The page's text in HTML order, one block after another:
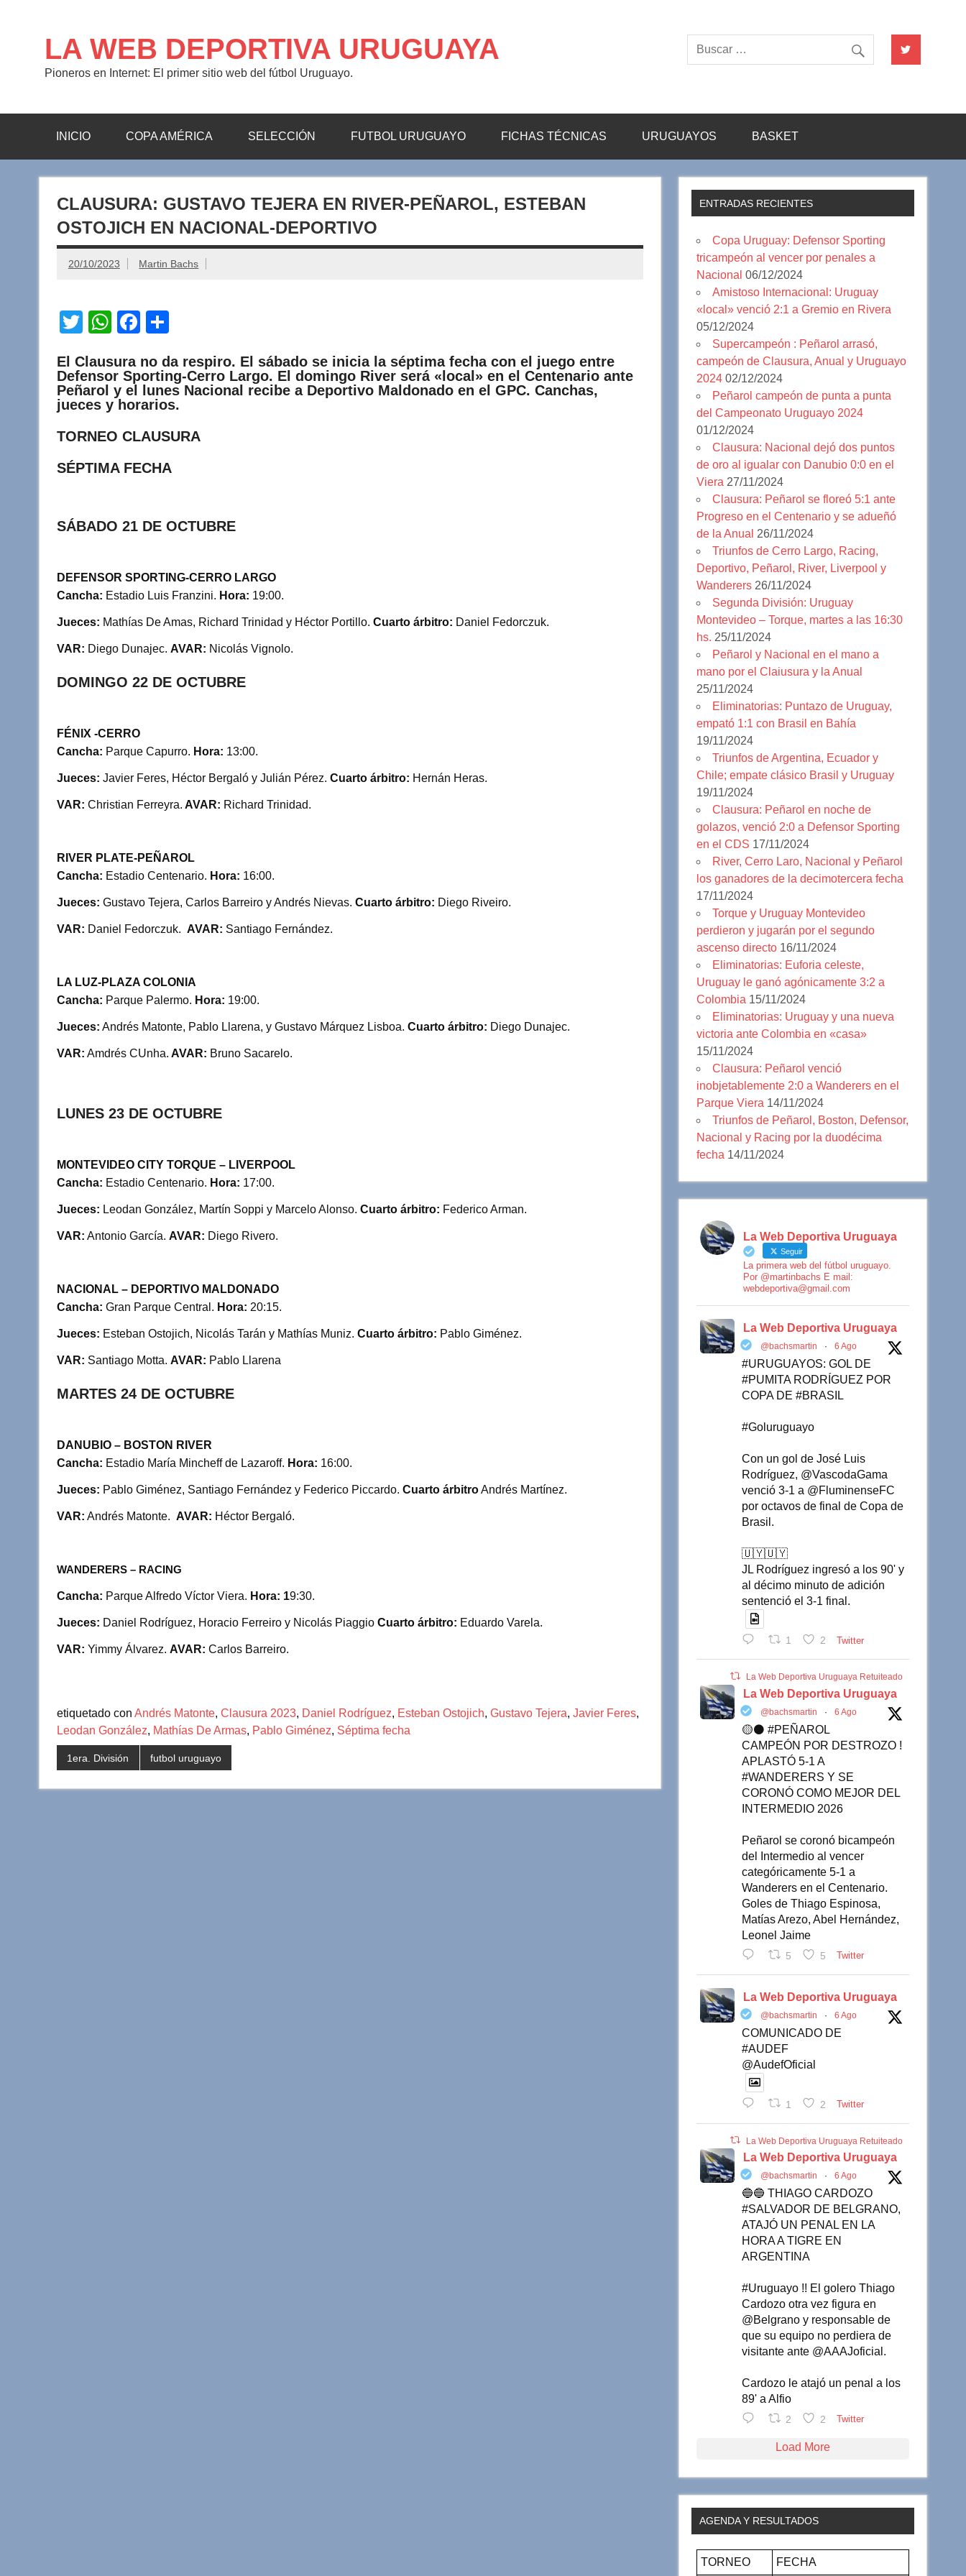
LA WEB DEPORTIVA URUGUAYA
Pioneros en Internet: El primer sitio web del fútbol Uruguayo.
INICIO COPA AMÉRICA SELECCIÓN FUTBOL URUGUAYO FICHAS TÉCNICAS URUGUAYOS BASKET
CLAUSURA: GUSTAVO TEJERA EN RIVER-PEÑAROL, ESTEBAN
OSTOJICH EN NACIONAL-DEPORTIVO
20/10/2023 Martin Bachs
T
tt
er
W
at
s
A
p
p
F
c
e
b
o
o
m
p
ar
tir
El Clausura no da respiro. El sábado se inicia la séptima fecha con el juego entre
Defensor Sporting-Cerro Largo. El domingo River será «local» en el Centenario ante
Peñarol y el lunes Nacional recibe a Deportivo Maldonado en el GPC. Canchas,
jueces y horarios.
TORNEO CLAUSURA
SÉPTIMA FECHA
SÁBADO 21 DE OCTUBRE
DEFENSOR SPORTING-CERRO LARGO
Cancha: Estadio Luis Franzini. Hora: 19:00.
Jueces: Mathías De Amas, Richard Trinidad y Héctor Portillo. Cuarto árbitro: Daniel Fedorczuk.
VAR: Diego Dunajec. AVAR: Nicolás Vignolo.
DOMINGO 22 DE OCTUBRE
FÉNIX -CERRO
Cancha: Parque Capurro. Hora: 13:00.
Jueces: Javier Feres, Héctor Bergaló y Julián Pérez. Cuarto árbitro: Hernán Heras.
VAR: Christian Ferreyra. AVAR: Richard Trinidad.
RIVER PLATE-PEÑAROL
Cancha: Estadio Centenario. Hora: 16:00.
Jueces: Gustavo Tejera, Carlos Barreiro y Andrés Nievas. Cuarto árbitro: Diego Riveiro.
VAR: Daniel Fedorczuk. AVAR: Santiago Fernández.
LA LUZ-PLAZA COLONIA
Cancha: Parque Palermo. Hora: 19:00.
Jueces: Andrés Matonte, Pablo Llarena, y Gustavo Márquez Lisboa. Cuarto árbitro: Diego Dunajec.
VAR: Amdrés CUnha. AVAR: Bruno Sacarelo.
LUNES 23 DE OCTUBRE
MONTEVIDEO CITY TORQUE – LIVERPOOL
Cancha: Estadio Centenario. Hora: 17:00.
Jueces: Leodan González, Martín Soppi y Marcelo Alonso. Cuarto árbitro: Federico Arman.
VAR: Antonio García. AVAR: Diego Rivero.
NACIONAL – DEPORTIVO MALDONADO
Cancha: Gran Parque Central. Hora: 20:15.
Jueces: Esteban Ostojich, Nicolás Tarán y Mathías Muniz. Cuarto árbitro: Pablo Giménez.
VAR: Santiago Motta. AVAR: Pablo Llarena
MARTES 24 DE OCTUBRE
DANUBIO – BOSTON RIVER
Cancha: Estadio María Mincheff de Lazaroff. Hora: 16:00.
Jueces: Pablo Giménez, Santiago Fernández y Federico Piccardo. Cuarto árbitroAndrés Martínez.
VAR: Andrés Matonte. AVAR: Héctor Bergaló.
WANDERERS – RACING
Cancha: Parque Alfredo Víctor Viera. Hora: 19:30.
Jueces: Daniel Rodríguez, Horacio Ferreiro y Nicolás Piaggio Cuarto árbitro: Eduardo Varela.
VAR: Yimmy Álvarez. AVAR: Carlos Barreiro.
etiquetado con Andrés Matonte, Clausura 2023, Daniel Rodríguez, Esteban Ostojich, Gustavo Tejera, Javier Feres,
Leodan González, Mathías De Armas, Pablo Giménez, Séptima fecha
1era. División futbol uruguayo
ENTRADAS RECIENTES
Copa Uruguay: Defensor Sporting
tricampeón al vencer por penales a
Nacional 06/12/2024
Amistoso Internacional: Uruguay
«local» venció 2:1 a Gremio en Rivera
05/12/2024
Supercampeón : Peñarol arrasó,
campeón de Clausura, Anual y Uruguayo
2024 02/12/2024
Peñarol campeón de punta a punta
del Campeonato Uruguayo 2024
01/12/2024
Clausura: Nacional dejó dos puntos
de oro al igualar con Danubio 0:0 en el
Viera 27/11/2024
Clausura: Peñarol se floreó 5:1 ante
Progreso en el Centenario y se adueñó
de la Anual 26/11/2024
Triunfos de Cerro Largo, Racing,
Deportivo, Peñarol, River, Liverpool y
Wanderers 26/11/2024
Segunda División: Uruguay
Montevideo – Torque, martes a las 16:30
hs. 25/11/2024
Peñarol y Nacional en el mano a
mano por el Claiusura y la Anual
25/11/2024
Eliminatorias: Puntazo de Uruguay,
empató 1:1 con Brasil en Bahía
19/11/2024
Triunfos de Argentina, Ecuador y
Chile; empate clásico Brasil y Uruguay
19/11/2024
Clausura: Peñarol en noche de
golazos, venció 2:0 a Defensor Sporting
en el CDS 17/11/2024
River, Cerro Laro, Nacional y Peñarol
los ganadores de la decimotercera fecha
17/11/2024
Torque y Uruguay Montevideo
perdieron y jugarán por el segundo
ascenso directo 16/11/2024
Eliminatorias: Euforia celeste,
Uruguay le ganó agónicamente 3:2 a
Colombia 15/11/2024
Eliminatorias: Uruguay y una nueva
victoria ante Colombia en «casa»
15/11/2024
Clausura: Peñarol venció
inobjetablemente 2:0 a Wanderers en el
Parque Viera 14/11/2024
Triunfos de Peñarol, Boston, Defensor,
Nacional y Racing por la duodécima
fecha 14/11/2024
La Web Deportiva Uruguaya
Seguir
La primera web del fútbol uruguayo.
Por @martinbachs E mail:
webdeportiva@gmail.com
La Web Deportiva Uruguaya
@bachsmartin · 6 Ago
#URUGUAYOS: GOL DE
#PUMITA RODRÍGUEZ POR
COPA DE #BRASIL
#Goluruguayo
Con un gol de José Luis
Rodríguez, @VascodaGama
venció 3-1 a @FluminenseFC
por octavos de final de Copa de
Brasil.
🇺🇾🇺🇾
JL Rodríguez ingresó a los 90' y
al décimo minuto de adición
sentenció el 3-1 final.
1 2 Twitter
La Web Deportiva Uruguaya Retuiteado
La Web Deportiva Uruguaya
@bachsmartin · 6 Ago
🟡⚫️ #PEÑAROL
CAMPEÓN POR DESTROZO !
APLASTÓ 5-1 A
#WANDERERS Y SE
CORONÓ COMO MEJOR DEL
INTERMEDIO 2026
Peñarol se coronó bicampeón
del Intermedio al vencer
categóricamente 5-1 a
Wanderers en el Centenario.
Goles de Thiago Espinosa,
Matías Arezo, Abel Hernández,
Leonel Jaime
5 5 Twitter
La Web Deportiva Uruguaya
@bachsmartin · 6 Ago
COMUNICADO DE
#AUDEF
@AudefOficial
1 2 Twitter
La Web Deportiva Uruguaya Retuiteado
La Web Deportiva Uruguaya
@bachsmartin · 6 Ago
🔵🔵 THIAGO CARDOZO
#SALVADOR DE BELGRANO,
ATAJÓ UN PENAL EN LA
HORA A TIGRE EN
ARGENTINA
#Uruguayo !! El golero Thiago
Cardozo otra vez figura en
@Belgrano y responsable de
que su equipo no perdiera de
visitante ante @AAAJoficial.
Cardozo le atajó un penal a los
89' a Alfio
2 2 Twitter
Load More
AGENDA Y RESULTADOS
TORNEO FECHA